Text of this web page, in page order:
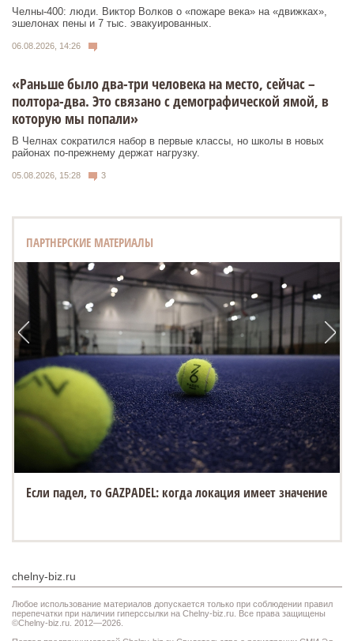
Челны-400: люди. Виктор Волков о «пожаре века» на «движках»,
эшелонах пены и 7 тыс. эвакуированных.
06.08.2026, 14:26
«Раньше было два-три человека на место, сейчас –
полтора-два. Это связано с демографической ямой, в
которую мы попали»
В Челнах сократился набор в первые классы, но школы в новых
районах по-прежнему держат нагрузку.
05.08.2026, 15:28 3
ПАРТНЕРСКИЕ МАТЕРИАЛЫ
Если падел, то GAZPADEL: когда локация имеет значение
chelny-biz.ru
Любое использование материалов допускается только при соблюдении правил
перепечатки при наличии гиперссылки на Chelny-biz.ru. Все права защищены
©Chelny-biz.ru. 2012—2026.